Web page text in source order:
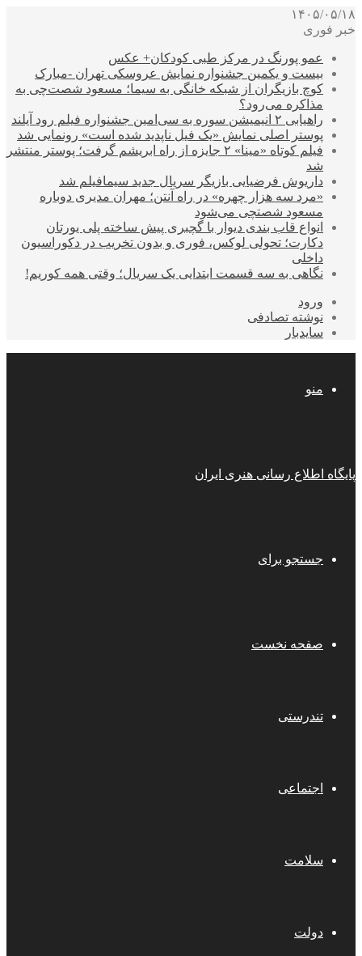
۱۴۰۵/۰۵/۱۸
خبر فوری
عمو پورنگ در مرکز طبی کودکان+ عکس
بیست و یکمین جشنواره نمایش عروسکی تهران -مبارک
کوچ بازیگران از شبکه خانگی به سیما؛ مسعود شصت‌چی به
مذاکره می‌رود؟
راهیابی ۲ انیمیشن سوره به سی‌امین جشنواره فیلم رود آیلند
پوستر اصلی نمایش «یک فیل ناپدید شده است» رونمایی شد
فیلم کوتاه «مینا» ۲ جایزه از راه ابریشم گرفت؛ پوستر منتشر
شد
داریوش فرضیایی بازیگر سریال جدید سیمافیلم شد
«مرد سه هزار چهره» در راه آنتن؛ مهران مدیری دوباره
مسعود شصتچی می‌شود
انواع قاب بندی دیوار با گچبری پیش ساخته پلی یورتان
دکارت؛ تحولی لوکس، فوری و بدون تخریب در دکوراسیون
داخلی
نگاهی به سه قسمت ابتدایی یک سریال؛ وقتی همه کوریم!
ورود
نوشته تصادفی
سایدبار
منو
پایگاه اطلاع رسانی هنری ایران
جستجو برای
صفحه نخست
تندرستی
اجتماعی
سلامت
دولت